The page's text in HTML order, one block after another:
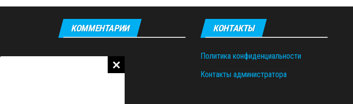
КОММЕНТАРИИ КОНТАКТЫ
Политика конфиденциальности
Контакты администратора